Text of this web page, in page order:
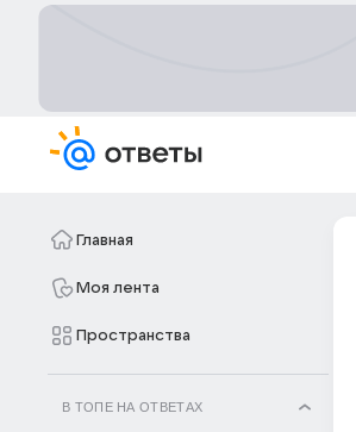
Главная
Моя лента
Пространства
В ТОПЕ НА ОТВЕТАХ